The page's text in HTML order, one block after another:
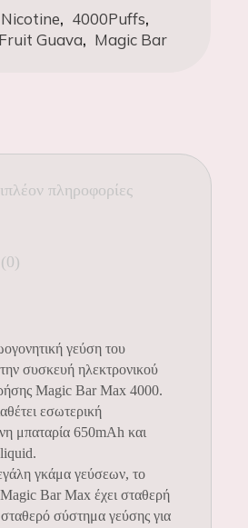
, 4000Puffs,
Guava, Magic Bar
πληροφορίες
γεύση του
συσκευή ηλεκτρονικού
Magic Bar Max 4000.
εσωτερική
μπαταρία 650mAh και
liquid.
γκάμα γεύσεων, το
Bar Max έχει σταθερή
σύστημα γεύσης για